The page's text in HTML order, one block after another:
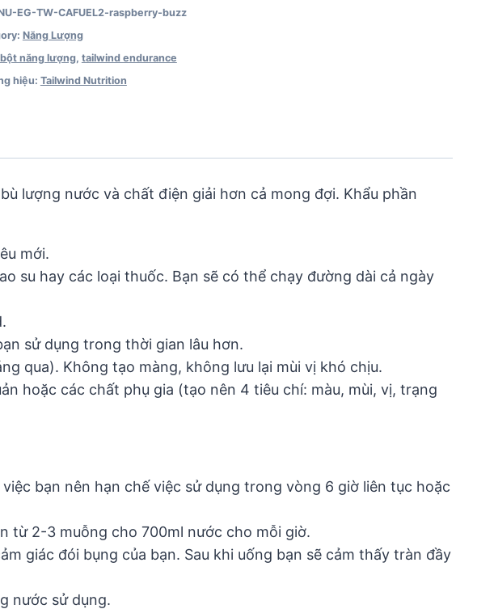
EG-TW-CAFUEL2-raspberry-buzz
Năng Lượng
bột năng lượng, tailwind endurance
hiệu: Tailwind Nutrition
lượng nước và chất điện giải hơn cả mong đợi. Khẩu phần
mới.
su hay các loại thuốc. Bạn sẽ có thể chạy đường dài cả ngày
sử dụng trong thời gian lâu hơn.
qua). Không tạo màng, không lưu lại mùi vị khó chịu.
hoặc các chất phụ gia (tạo nên 4 tiêu chí: màu, mùi, vị, trạng
bạn nên hạn chế việc sử dụng trong vòng 6 giờ liên tục hoặc
từ 2-3 muỗng cho 700ml nước cho mỗi giờ.
giác đói bụng của bạn. Sau khi uống bạn sẽ cảm thấy tràn đầy
nước sử dụng.